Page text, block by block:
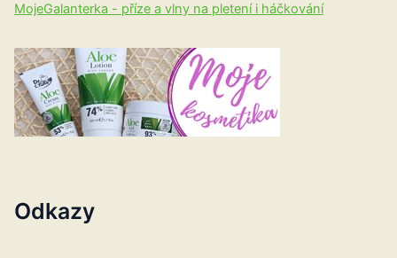
MojeGalanterka - příze a vlny na pletení i háčkování
Odkazy